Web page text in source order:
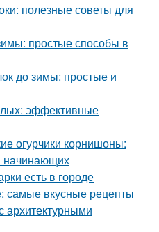
полезные советы для
простые способы в
до зимы: простые и
эффективные
огурчики корнишоны:
начинающих
есть в городе
самые вкусные рецепты
архитектурными